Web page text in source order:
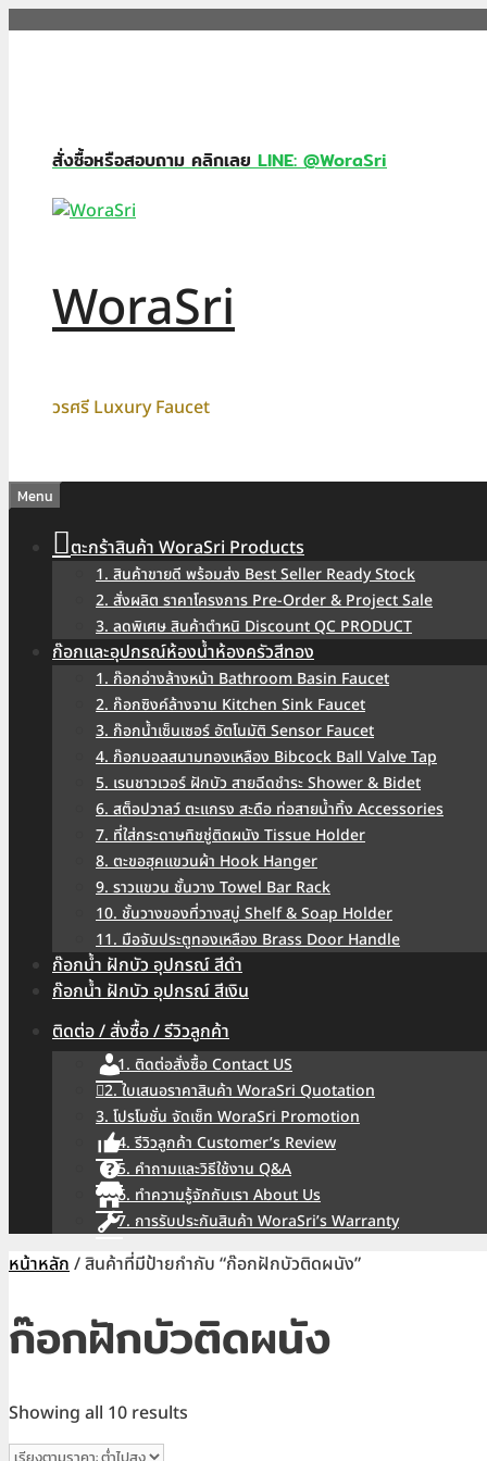
สั่งซื้อหรือสอบถาม คลิกเลยLINE: @WoraSri
WoraSri
วรศรี Luxury Faucet
Menu
ตะกร้าสินค้า WoraSri Products
1. สินค้าขายดี พร้อมส่ง Best Seller Ready Stock
2. สั่งผลิต ราคาโครงการ Pre-Order & Project Sale
3. ลดพิเศษ สินค้าตำหนิ Discount QC PRODUCT
ก๊อกและอุปกรณ์ห้องน้ำห้องครัวสีทอง
1. ก๊อกอ่างล้างหน้า Bathroom Basin Faucet
2. ก๊อกซิงค์ล้างจาน Kitchen Sink Faucet
3. ก๊อกน้ำเซ็นเซอร์ อัตโนมัติ Sensor Faucet
4. ก๊อกบอลสนามทองเหลือง Bibcock Ball Valve Tap
5. เรนชาวเวอร์ ฝักบัว สายฉีดชำระ Shower & Bidet
6. สต็อปวาลว์ ตะแกรง สะดือ ท่อสายน้ำทิ้ง Accessories
7. ที่ใส่กระดาษทิชชู่ติดผนัง Tissue Holder
8. ตะขอฮุคแขวนผ้า Hook Hanger
9. ราวแขวน ชั้นวาง Towel Bar Rack
10. ชั้นวางของที่วางสบู่ Shelf & Soap Holder
11. มือจับประตูทองเหลือง Brass Door Handle
ก๊อกน้ำ ฝักบัว อุปกรณ์ สีดำ
ก๊อกน้ำ ฝักบัว อุปกรณ์ สีเงิน
ติดต่อ / สั่งซื้อ / รีวิวลูกค้า
1. ติดต่อสั่งซื้อ Contact US
2. ใบเสนอราคาสินค้า WoraSri Quotation
3. โปรโมชั่น จัดเซ็ท WoraSri Promotion
4. รีวิวลูกค้า Customer’s Review
5. คำถามและวิธีใช้งาน Q&A
6. ทำความรู้จักกับเรา About Us
7. การรับประกันสินค้า WoraSri’s Warranty
หน้าหลัก / สินค้าที่มีป้ายกำกับ “ก๊อกฝักบัวติดผนัง”
ก๊อกฝักบัวติดผนัง
Showing all 10 results